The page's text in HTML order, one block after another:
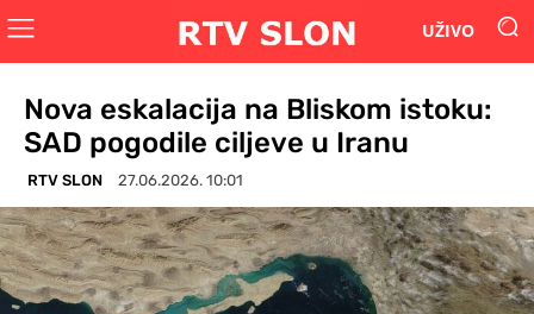
UŽIVO
Nova eskalacija na Bliskom istoku:
SAD pogodile ciljeve u Iranu
RTV SLON 27.06.2026. 10:01